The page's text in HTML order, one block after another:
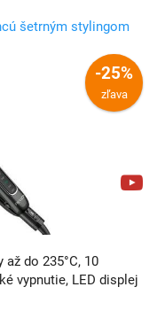
šetrným stylingom
-25%
zľava
do 235°C, 10
vypnutie, LED displej